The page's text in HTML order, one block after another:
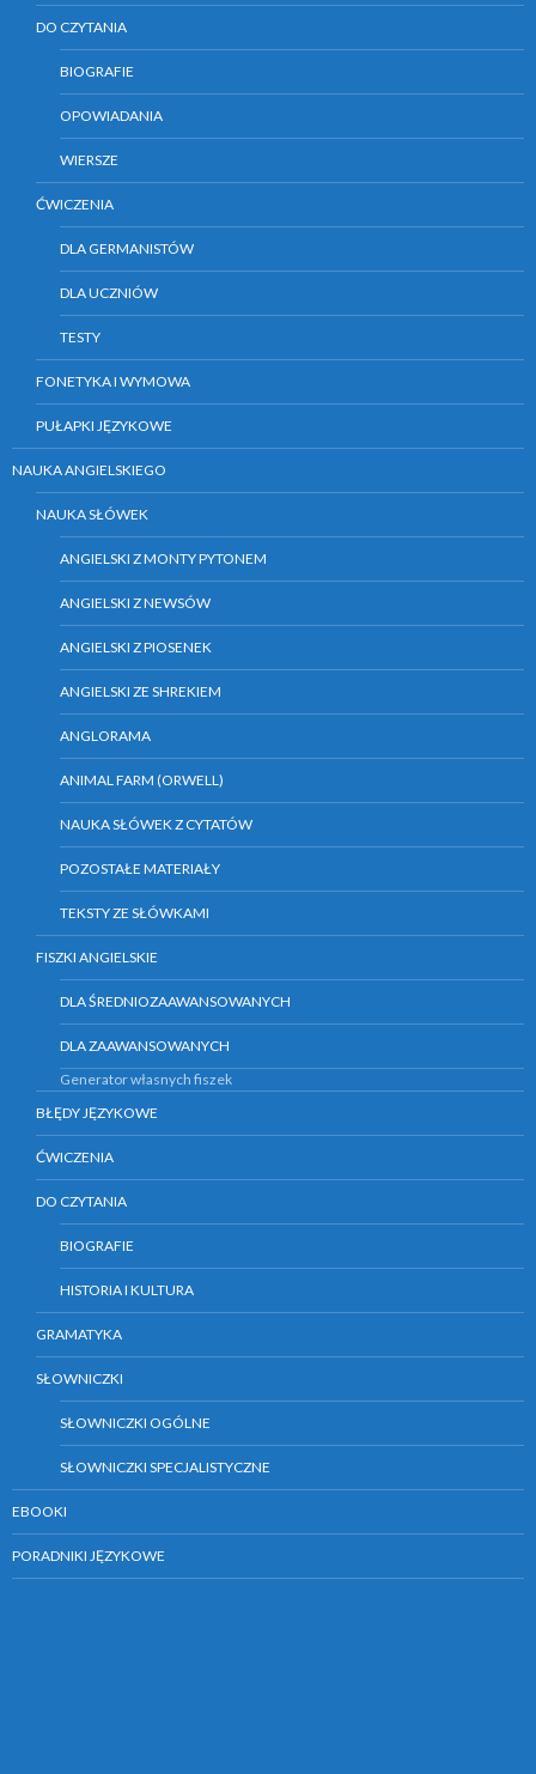
DO CZYTANIA
BIOGRAFIE
OPOWIADANIA
WIERSZE
ĆWICZENIA
DLA GERMANISTÓW
DLA UCZNIÓW
TESTY
FONETYKA I WYMOWA
PUŁAPKI JĘZYKOWE
NAUKA ANGIELSKIEGO
NAUKA SŁÓWEK
ANGIELSKI Z MONTY PYTONEM
ANGIELSKI Z NEWSÓW
ANGIELSKI Z PIOSENEK
ANGIELSKI ZE SHREKIEM
ANGLORAMA
ANIMAL FARM (ORWELL)
NAUKA SŁÓWEK Z CYTATÓW
POZOSTAŁE MATERIAŁY
TEKSTY ZE SŁÓWKAMI
FISZKI ANGIELSKIE
DLA ŚREDNIOZAAWANSOWANYCH
DLA ZAAWANSOWANYCH
Generator własnych fiszek
BŁĘDY JĘZYKOWE
ĆWICZENIA
DO CZYTANIA
BIOGRAFIE
HISTORIA I KULTURA
GRAMATYKA
SŁOWNICZKI
SŁOWNICZKI OGÓLNE
SŁOWNICZKI SPECJALISTYCZNE
EBOOKI
PORADNIKI JĘZYKOWE